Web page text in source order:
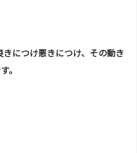
きにつけ悪きにつけ、その動き
。